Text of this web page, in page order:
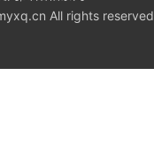
All rights